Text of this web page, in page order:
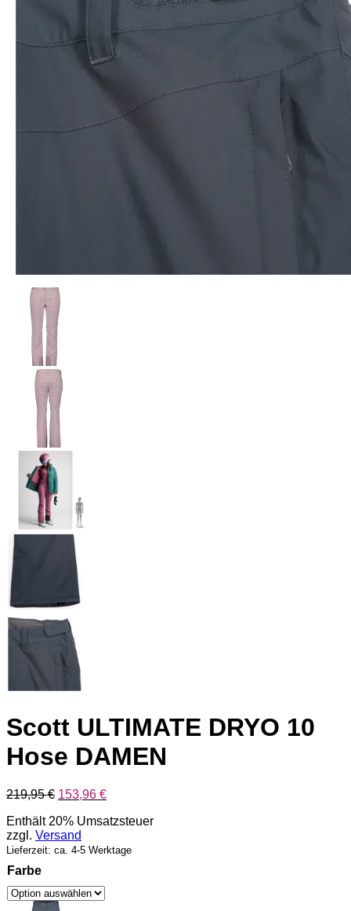
Scott ULTIMATE DRYO 10
Hose DAMEN
219,95€ Ursprünglicher
war:
219,95 €
153,96 €Aktueller
ist:
Enthält 20% Umsatzsteuer
zzgl. Versand
Lieferzeit: ca. 4-5 Werktage
Farbe